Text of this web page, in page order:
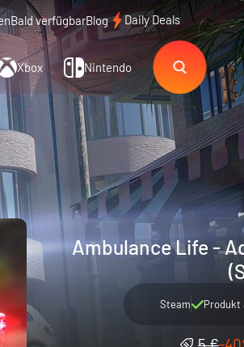
Bald verfügbarBlog Daily Deals
Xbox Nintendo
Ambulance Life -
Steam Produkt